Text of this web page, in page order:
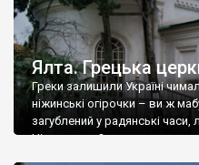
Ялта. Грецька
Греки залишили Україні
ніжинські огірочки – ви ж
загублений у радянські
Ніжин греки?